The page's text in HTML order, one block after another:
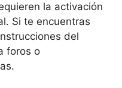
la activación
Si te encuentras
del
foros o